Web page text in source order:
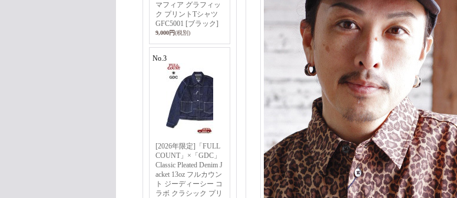
マフィア グラフィッ
ク プリントTシャツ
GFC5001 [ブラック]
9,000円(税別)
No.3
[2026年限定]「FULL
COUNT」×「GDC」
Classic Pleated Denim J
acket 13oz フルカウン
ト ジーディーシー コ
ラボ クラシック プリ